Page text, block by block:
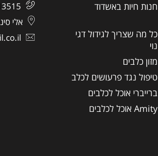
חנות חיות באשדוד
כל מה שצריך לגידול דגי
נוי
מזון כלבים
טיפול נגד פרעושים לכלב
ברייברי אוכל לכלבים
Amity אוכל לכלבים
אלי סיני 5